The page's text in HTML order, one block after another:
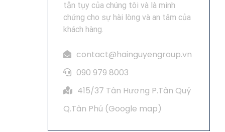
tận tụy của chúng tôi và là minh
chứng cho sự hài lòng và an tâm của
khách hàng.
contact@hainguyengroup.vn
090 979 8003
415/37 Tân Hương P.Tân Quý
Q.Tân Phú (Google map)